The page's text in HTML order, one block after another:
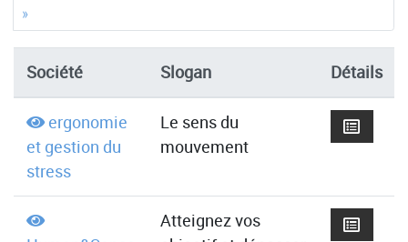
»
Société Slogan Détails
ergonomie
et gestion du
stress
Le sens du
mouvement
Atteignez vos